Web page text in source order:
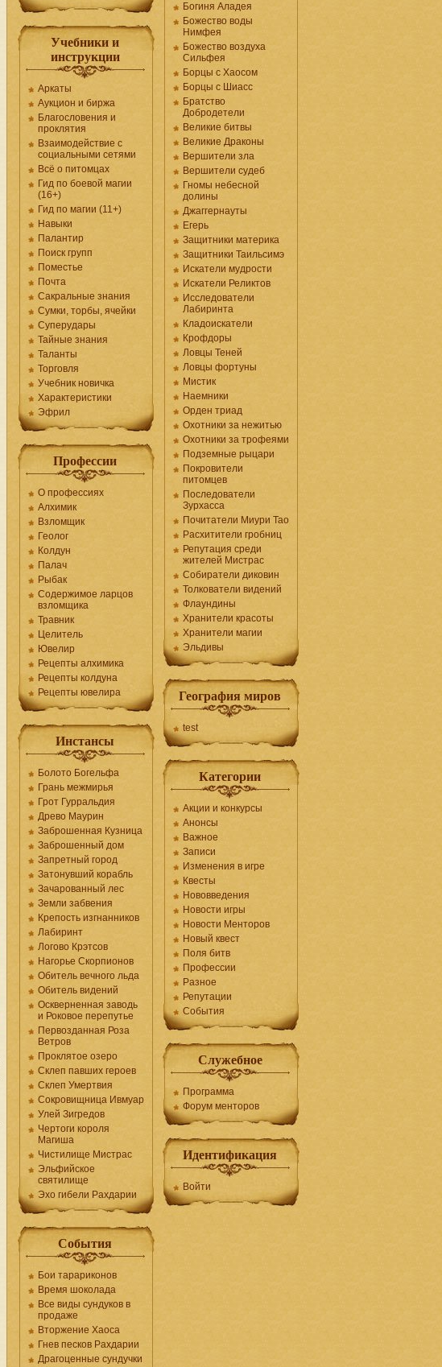
Учебники и
инструкции
Аркаты
Аукцион и биржа
Благословения и
проклятия
Взаимодействие с
социальными сетями
Всё о питомцах
Гид по боевой магии
(16+)
Гид по магии (11+)
Навыки
Палантир
Поиск групп
Поместье
Почта
Сакральные знания
Сумки, торбы, ячейки
Суперудары
Тайные знания
Таланты
Торговля
Учебник новичка
Характеристики
Эфрил
Профессии
О профессиях
Алхимик
Взломщик
Геолог
Колдун
Палач
Рыбак
Содержимое ларцов
взломщика
Травник
Целитель
Ювелир
Рецепты алхимика
Рецепты колдуна
Рецепты ювелира
Инстансы
Болото Богельфа
Грань межмирья
Грот Гурральдия
Древо Маурин
Заброшенная Кузница
Заброшенный дом
Запретный город
Затонувший корабль
Зачарованный лес
Земли забвения
Крепость изгнанников
Лабиринт
Логово Крэтсов
Нагорье Скорпионов
Обитель вечного льда
Обитель видений
Оскверненная заводь
и Роковое перепутье
Первозданная Роза
Ветров
Проклятое озеро
Склеп павших героев
Склеп Умертвия
Сокровищница Ивмуар
Улей Зигредов
Чертоги короля
Магиша
Чистилище Мистрас
Эльфийское
святилище
Эхо гибели Рахдарии
События
Бои тарариконов
Время шоколада
Все виды сундуков в
продаже
Вторжение Хаоса
Гнев песков Рахдарии
Драгоценные сундучки
Богиня Аладея
Божество воды
Нимфея
Божество воздуха
Сильфея
Борцы с Хаосом
Борцы с Шиасс
Братство
Добродетели
Великие битвы
Великие Драконы
Вершители зла
Вершители судеб
Гномы небесной
долины
Джаггернауты
Егерь
Защитники материка
Защитники Таильсимэ
Искатели мудрости
Искатели Реликтов
Исследователи
Лабиринта
Кладоискатели
Крофдоры
Ловцы Теней
Ловцы фортуны
Мистик
Наемники
Орден триад
Охотники за нежитью
Охотники за трофеями
Подземные рыцари
Покровители
питомцев
Последователи
Зурхасса
Почитатели Миури Тао
Расхитители гробниц
Репутация среди
жителей Мистрас
Собиратели диковин
Толкователи видений
Флаундины
Хранители красоты
Хранители магии
Эльдивы
География миров
test
Категории
Акции и конкурсы
Анонсы
Важное
Записи
Изменения в игре
Квесты
Нововведения
Новости игры
Новости Менторов
Новый квест
Поля битв
Профессии
Разное
Репутации
События
Служебное
Программа
Форум менторов
Идентификация
Войти